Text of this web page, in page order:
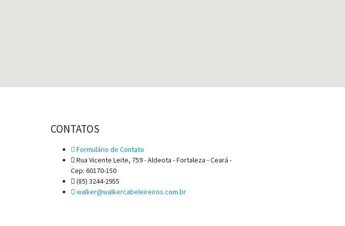
CONTATOS
Formulário de Contato
Rua Vicente Leite, 759 - Aldeota - Fortaleza - Ceará -
Cep: 60170-150
(85) 3244-2955
walker@walkercabeleireiros.com.br